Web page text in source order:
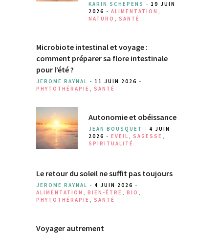
KARIN SCHEPENS - 19 JUIN
2026 - ALIMENTATION ,
NATURO , SANTÉ
Microbiote intestinal et voyage :
comment préparer sa flore intestinale
pour l’été ?
JEROME RAYNAL - 11 JUIN 2026 -
PHYTOTHÉRAPIE , SANTÉ
Autonomie et obéissance
JEAN BOUSQUET - 4 JUIN
2026 - EVEIL , SAGESSE ,
SPIRITUALITÉ
Le retour du soleil ne suffit pas toujours
JEROME RAYNAL - 4 JUIN 2026 -
ALIMENTATION , BIEN-ÊTRE , BIO ,
PHYTOTHÉRAPIE , SANTÉ
Voyager autrement